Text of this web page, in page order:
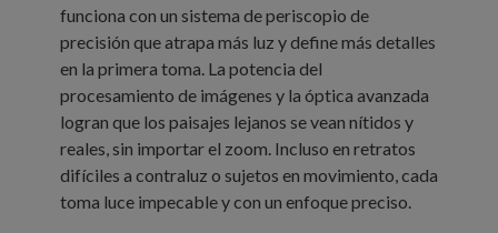
funciona con un sistema de periscopio de
precisión que atrapa más luz y define más detalles
en la primera toma. La potencia del
procesamiento de imágenes y la óptica avanzada
logran que los paisajes lejanos se vean nítidos y
reales, sin importar el zoom. Incluso en retratos
difíciles a contraluz o sujetos en movimiento, cada
toma luce impecable y con un enfoque preciso.